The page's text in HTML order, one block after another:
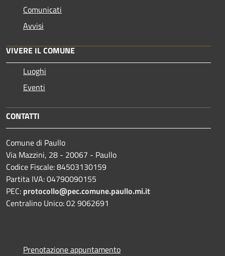
Comunicati
Avvisi
VIVERE IL COMUNE
Luoghi
Eventi
CONTATTI
Comune di Paullo
Via Mazzini, 28 - 20067 - Paullo
Codice Fiscale: 84503130159
Partita IVA: 04790090155
PEC: protocollo@pec.comune.paullo.mi.it
Centralino Unico: 02 9062691
Prenotazione appuntamento